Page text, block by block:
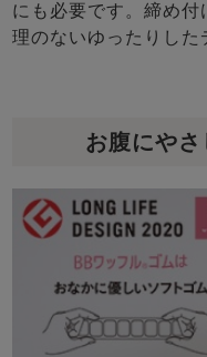
にも必要です。締め
理のないゆったりした
お腹にや